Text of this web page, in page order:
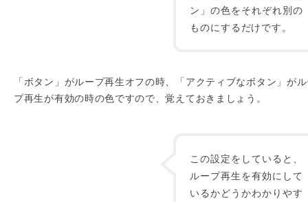
ン」の色をそれぞれ別の
ものにするだけです。
「ボタン」がループ再生オフの時、「アクティブなボタン」が
プ再生が有効の時の色ですので、覚えておきましょう。
この設定をしていると、
ループ再生を有効にして
いるかどうかわかりやす